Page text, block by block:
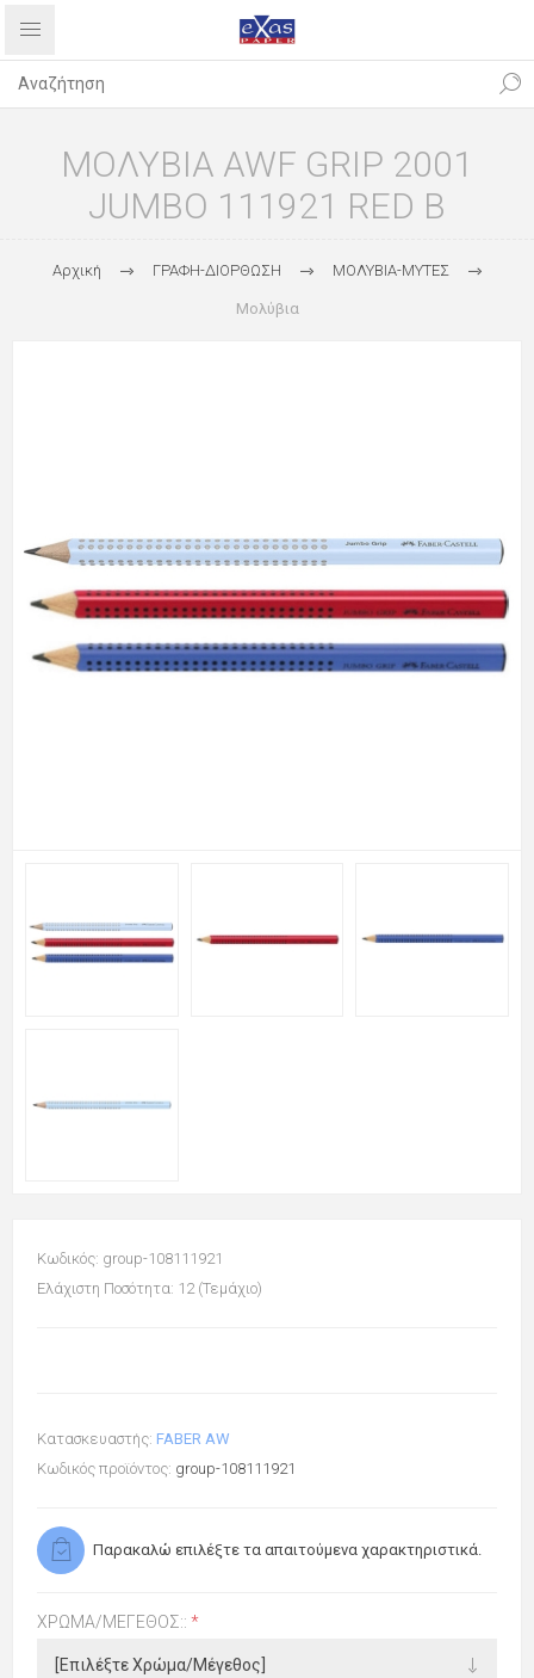
ΜΟΛΥΒΙΑ AWF GRIP 2001
JUMBO 111921 RED B
Αρχική ΓΡΑΦΗ-ΔΙΟΡΘΩΣΗ ΜΟΛΥΒΙΑ-ΜΥΤΕΣ
Μολύβια
Κωδικός: group-108111921
Ελάχιστη Ποσότητα: 12 (Τεμάχιο)
Κατασκευαστής: FABER AW
Κωδικός προϊόντος: group-108111921
Παρακαλώ επιλέξτε τα απαιτούμενα χαρακτηριστικά.
ΧΡΏΜΑ/ΜΈΓΕΘΟΣ:: *